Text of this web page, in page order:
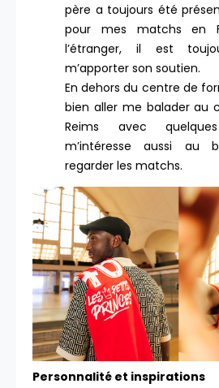
père a toujours été
pour mes matchs en
l’étranger, il est
m’apporter son soutien.
En dehors du centre de
bien aller me balader au
Reims avec
m’intéresse aussi au
regarder les matchs.
Personnalité et inspirations